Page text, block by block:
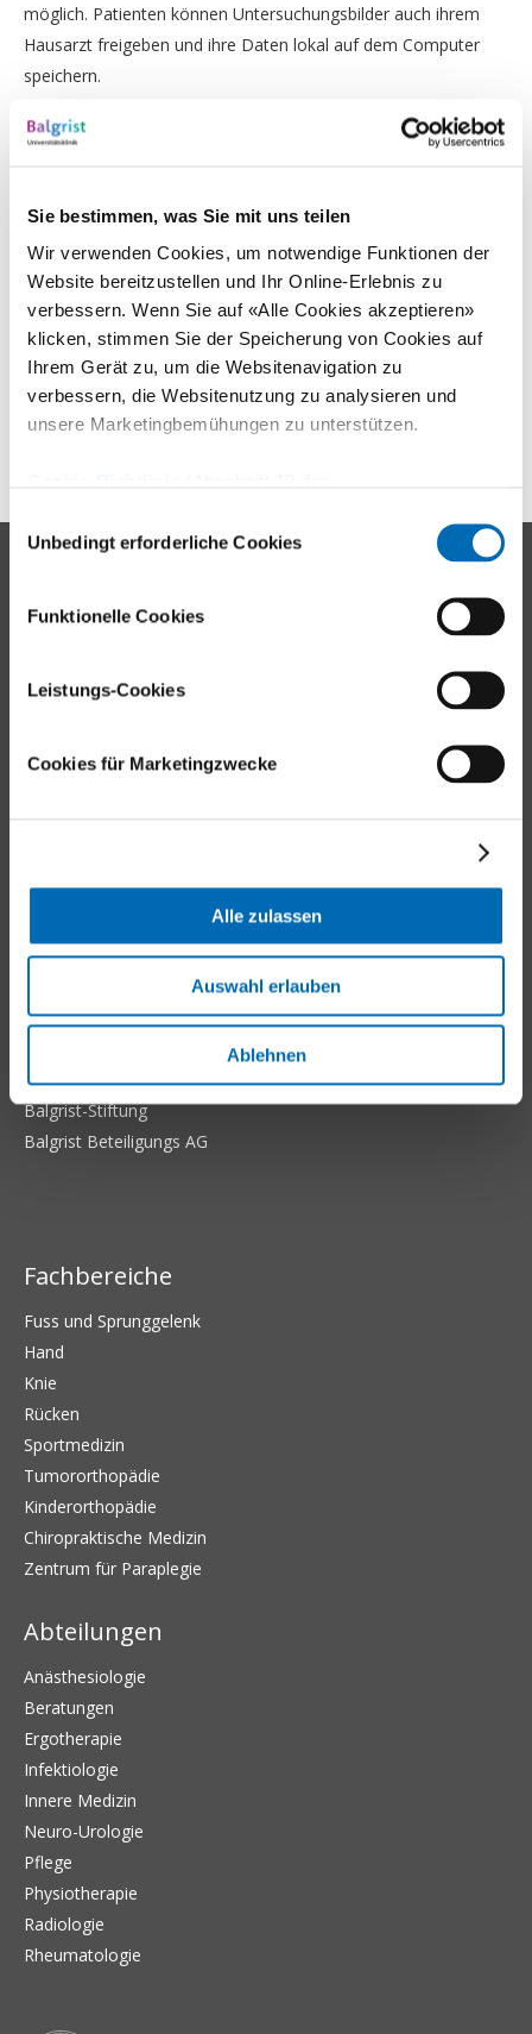
Sie bestimmen, was Sie mit uns teilen
Wir verwenden Cookies, um notwendige Funktionen der
Website bereitzustellen und Ihr Online-Erlebnis zu
verbessern. Wenn Sie auf «Alle Cookies akzeptieren»
klicken, stimmen Sie der Speicherung von Cookies auf
Ihrem Gerät zu, um die Websitenavigation zu
verbessern, die Websitenutzung zu analysieren und
unsere Marketingbemühungen zu unterstützen.
Einwilligungsauswahl
Unbedingt erforderliche Cookies
Funktionelle Cookies
Leistungs-Cookies
Cookies für Marketingzwecke
Alle zulassen
Auswahl erlauben
Ablehnen
möglich. Patienten können Untersuchungsbilder auch ihrem
Hausarzt freigeben und ihre Daten lokal auf dem Computer
speichern.
Um das Portal zu nutzen, wird eine Patientenkarte mit den
Login-Details benötigt. Diese erhalten Patienten beim Besuch
zugestellt werden.
Zum Portal
Kontakt:
Bei Fragen oder Verlust der Karte wenden Sie sich bitte an
folgende E-Mail-Adresse:portal@ balgrist.ch
Universitätsklinik Balgrist
E-Mail
Balgrist-Websites
Balgrist Apotheke
Balgrist Campus
Balgrist-Stiftung
Balgrist Beteiligungs AG
Fachbereiche
Fuss und Sprunggelenk
Hand
Knie
Rücken
Sportmedizin
Tumororthopädie
Kinderorthopädie
Chiropraktische Medizin
Zentrum für Paraplegie
Abteilungen
Anästhesiologie
Beratungen
Ergotherapie
Infektiologie
Innere Medizin
Neuro-Urologie
Pflege
Physiotherapie
Radiologie
Rheumatologie